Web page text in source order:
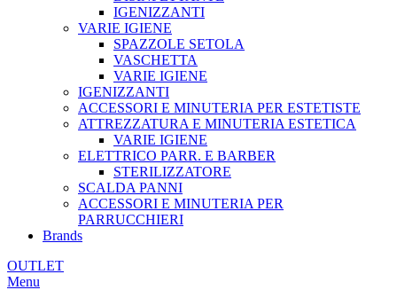
IGENIZZANTI
VARIE IGIENE
SPAZZOLE SETOLA
VASCHETTA
VARIE IGIENE
IGENIZZANTI
ACCESSORI E MINUTERIA PER ESTETISTE
ATTREZZATURA E MINUTERIA ESTETICA
VARIE IGIENE
ELETTRICO PARR. E BARBER
STERILIZZATORE
SCALDA PANNI
ACCESSORI E MINUTERIA PER
PARRUCCHIERI
Brands
OUTLET
Menu